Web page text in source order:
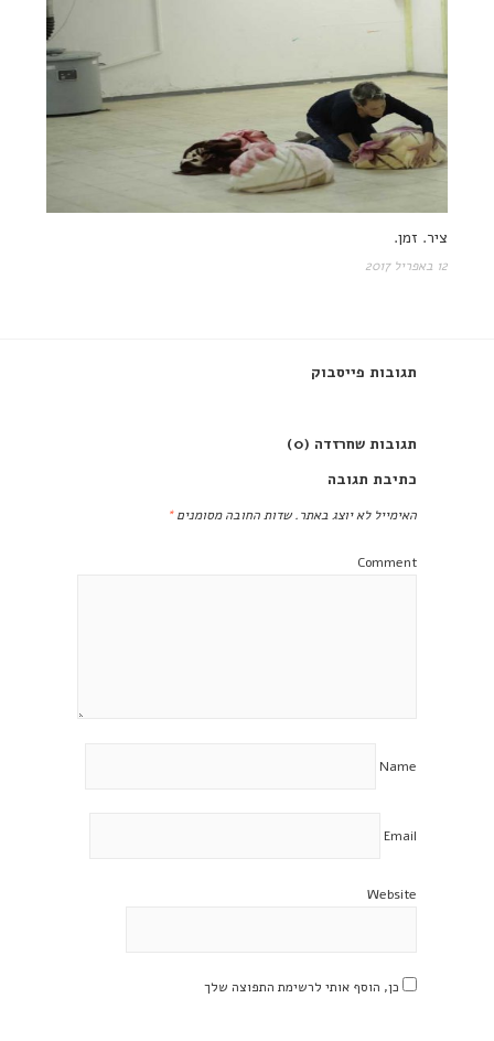
ציר. זמן.
12 באפריל 2017
תגובות פייסבוק
תגובות שחרזדה (0)
כתיבת תגובה
האימייל לא יוצג באתר. שדות החובה מסומנים*
Comment
Name
Email
Website
כן, הוסף אותי לרשימת התפוצה שלך